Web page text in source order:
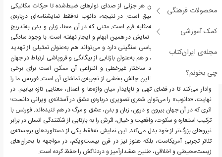
محصولات فرهنگی
کمک آموزشی
مجله‌ی ایران‌کتاب
چی بخونم؟
استعاری می‌سازد که در آن هر جزئی از صدای نوارهای ضبط‌شده تا حرکات مکانیکی
بازیگران حامل معنایی عمیق است. در نتیجه، دانوب نه‌فقط نمایشنامه‌ای درباره‌ی
فاجعه، بلکه خود فاجعه به‌مثابه فرم است: متنی که در آن معنا، زبان و بدن به‌تدریج
فرومی‌پاشند. قدرت اصلی نمایش در همین ابهام و ایجاز نهفته است. با وجود سادگی
زبانی، اثر بار فلسفی و سیاسی سنگینی دارد و می‌تواند هم به‌عنوان تمثیلی از تهدید
هسته‌ای دوران جنگ سرد، و هم به‌عنوان بازتابی از بیگانگی و فروپاشی ارتباط در جهان
مدرن تفسیر شود. هرچند ساختار غیرخطی و انتزاعی آن ممکن است برای برخی
تماشاگران دشوار باشد، اما این چالش بخشی از تجربه‌ی تماشای آن است: فورنس ما را
وادار می‌کند تا در فضای تهی و ناپایدار میان واژه‌ها و اعمال، معنایی تازه بیابیم. در
نهایت، «دانوب» را می‌توان شعری تصویری درباره‌ی عشق در آستانه‌ی ویرانی دانست؛
اثری که در آن جهان بیرون و درون، زبان و بدن، عشق و مرگ در هم تنیده‌اند. فورنس با
ترکیب استعاره و سکوت، واقعیت و خیال، اثرش را به بازتابی از شکنندگی انسان در برابر
نیروهای بزرگ‌تر از خود بدل می‌کند. این نمایش نه‌فقط یکی از دستاوردهای برجسته‌ی
تئاتر تجربی آمریکاست، بلکه هنوز نیز در قرن بیست‌ویکم، در مواجهه با بحران‌های
زیست‌محیطی و اخلاقی، طنین هشدارآمیز و دردناکش را حفظ کرده است.